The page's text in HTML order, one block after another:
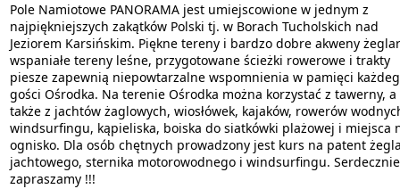
Pole Namiotowe PANORAMA jest umiejscowione w jednym z
najpiękniejszych zakątków Polski tj. w Borach Tucholskich nad
Jeziorem Karsińskim. Piękne tereny i bardzo dobre akweny
wspaniałe tereny leśne, przygotowane ścieżki rowerowe i trakty
piesze zapewnią niepowtarzalne wspomnienia w pamięci
gości Ośrodka. Na terenie Ośrodka można korzystać z tawerny, a
także z jachtów żaglowych, wiosłówek, kajaków, rowerów
windsurfingu, kąpieliska, boiska do siatkówki plażowej i miejsca
ognisko. Dla osób chętnych prowadzony jest kurs na patent
jachtowego, sternika motorowodnego i windsurfingu. Serdecznie
zapraszamy !!!